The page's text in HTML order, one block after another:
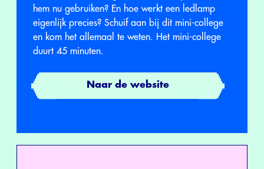
hem nu gebruiken? En hoe werkt een ledlamp
eigenlijk precies? Schuif aan bij dit mini-college
en kom het allemaal te weten. Het mini-college
duurt 45 minuten.
Naar de website